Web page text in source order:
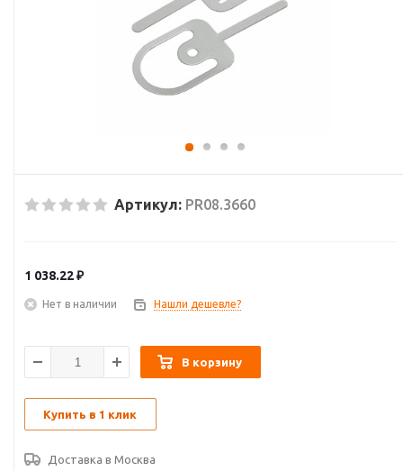
Артикул: PR08.3660
1 038.22₽
Нет в наличии Нашли дешевле?
В корзину
Купить в 1 клик
Доставка в Москва